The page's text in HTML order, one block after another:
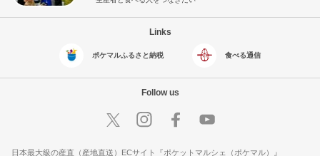
Links
ポケマルふるさと納税 食べる通信
Follow us
日本最大級の産直（産地直送）ECサイト『ポケットマルシェ（ポケマル）』